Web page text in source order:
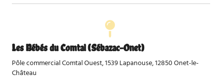
Les Bébés du Comtal (Sébazac-Onet)
Pôle commercial Comtal Ouest, 1539 Lapanouse, 12850 Onet-le-
Château